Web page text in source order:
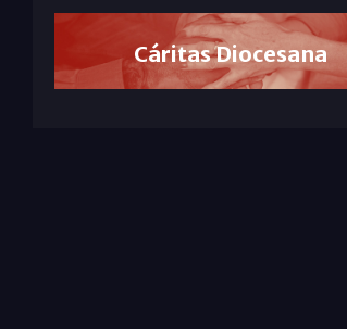
Cáritas Diocesana